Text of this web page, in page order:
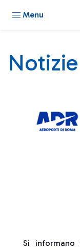
Menu
Notizie
Si